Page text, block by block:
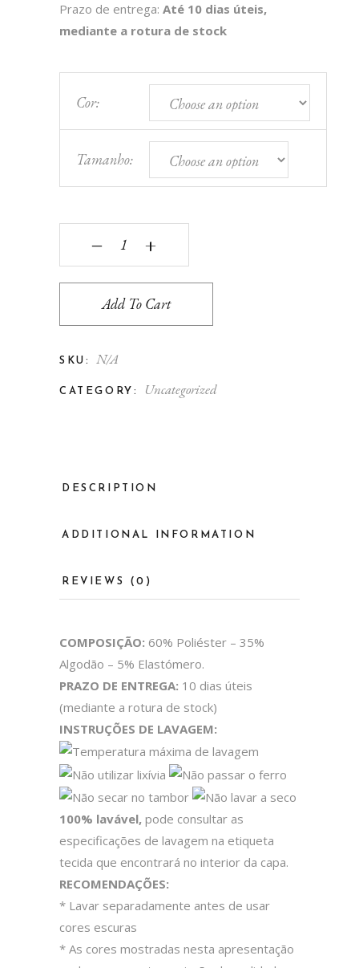
Prazo de entrega: Até 10 dias úteis,
mediante a rotura de stock
Cor:
Tamanho:
CAPA ELÁSTICA P/ SOFÁ DE CANTO STARK
‒ +
Add To Cart
SKU: N/A
CATEGORY: Uncategorized
DESCRIPTION
ADDITIONAL INFORMATION
REVIEWS (0)
COMPOSIÇÃO: 60% Poliéster – 35%
Algodão – 5% Elastómero.
PRAZO DE ENTREGA: 10 dias úteis
(mediante a rotura de stock)
INSTRUÇÕES DE LAVAGEM:
100% lavável, pode consultar as
especificações de lavagem na etiqueta
tecida que encontrará no interior da capa.
RECOMENDAÇÕES:
* Lavar separadamente antes de usar
cores escuras
* As cores mostradas nesta apresentação